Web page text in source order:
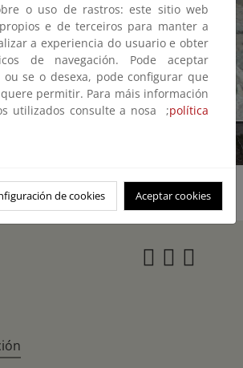
1/10
o uso de rastros: este sitio web
e de terceiros para manter a
a experiencia do usuario e obter
de navegación. Pode aceptar
se o desexa, pode configurar que
permitir. Para máis información
utilizados consulte a nosa ;política
de cookies Aceptar cookies